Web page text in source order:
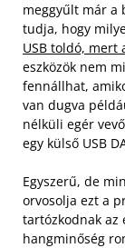
meggyűlt már a
tudja, hogy
USB toldó, mert
eszközök nem
fennállhat,
van dugva
nélküli egér
egy külső USB
Egyszerű, de
orvosolja ezt a
tartózkodnak az
hangminőség